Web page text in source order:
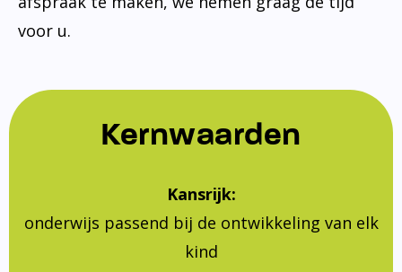
voor u.
Kernwaarden
Kansrijk:
onderwijs passend bij de ontwikkeling van elk
kind